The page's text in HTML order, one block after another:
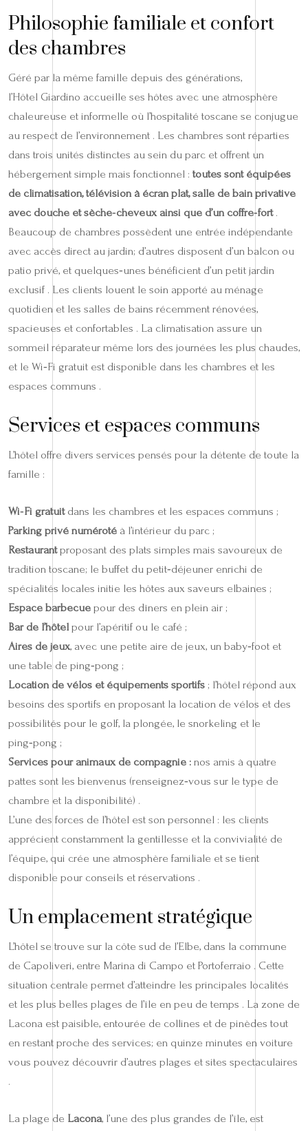
Philosophie familiale et confort
des chambres
Géré par la même famille depuis des générations,
l’Hôtel Giardino accueille ses hôtes avec une atmosphère
chaleureuse et informelle où l’hospitalité toscane se conjugue
au respect de l’environnement . Les chambres sont réparties
dans trois unités distinctes au sein du parc et offrent un
hébergement simple mais fonctionnel : toutes sont équipées
de climatisation, télévision à écran plat, salle de bain privative
avec douche et sèche‑cheveux ainsi que d’un coffre‑fort.
Beaucoup de chambres possèdent une entrée indépendante
avec accès direct au jardin; d’autres disposent d’un balcon ou
patio privé, et quelques‑unes bénéficient d’un petit jardin
exclusif . Les clients louent le soin apporté au ménage
quotidien et les salles de bains récemment rénovées,
spacieuses et confortables . La climatisation assure un
sommeil réparateur même lors des journées les plus chaudes,
et le Wi‑Fi gratuit est disponible dans les chambres et les
espaces communs .
Services et espaces communs
L’hôtel offre divers services pensés pour la détente de toute la
famille :
Wi‑Fi gratuitdans les chambres et les espaces communs ;
Parking privé numéroté à l’intérieur du parc ;
Restaurantproposant des plats simples mais savoureux de
tradition toscane; le buffet du petit‑déjeuner enrichi de
spécialités locales initie les hôtes aux saveurs elbaines ;
Espace barbecue pour des dîners en plein air ;
Bar de l’hôtelpour l’apéritif ou le café ;
Aires de jeux, avec une petite aire de jeux, un baby‑foot et
une table de ping‑pong ;
Location de vélos et équipements sportifs ; l’hôtel répond aux
besoins des sportifs en proposant la location de vélos et des
possibilités pour le golf, la plongée, le snorkeling et le
ping‑pong ;
Services pour animaux de compagnie : nos amis à quatre
pattes sont les bienvenus (renseignez‑vous sur le type de
chambre et la disponibilité) .
L’une des forces de l’hôtel est son personnel : les clients
apprécient constamment la gentillesse et la convivialité de
l’équipe, qui crée une atmosphère familiale et se tient
disponible pour conseils et réservations .
Un emplacement stratégique
L’hôtel se trouve sur la côte sud de l’Elbe, dans la commune
de Capoliveri, entre Marina di Campo et Portoferraio . Cette
situation centrale permet d’atteindre les principales localités
et les plus belles plages de l’île en peu de temps . La zone de
Lacona est paisible, entourée de collines et de pinèdes tout
en restant proche des services; en quinze minutes en voiture
vous pouvez découvrir d’autres plages et sites spectaculaires
.
La plage de Lacona, l’une des plus grandes de l’île, est